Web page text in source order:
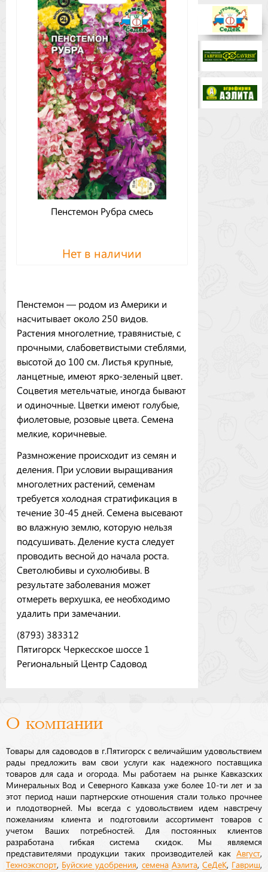
Бренды
Доставка
Оптовикам
Пенстемон Рубра смесь
Нет в наличии
Пенстемон — родом из Америки и
насчитывает около 250 видов.
Растения многолетние, травянистые, с
прочными, слабоветвистыми стеблями,
высотой до 100 см. Листья крупные,
ланцетные, имеют ярко-зеленый цвет.
Соцветия метельчатые, иногда бывают
и одиночные. Цветки имеют голубые,
фиолетовые, розовые цвета. Семена
мелкие, коричневые.
Размножение происходит из семян и
деления. При условии выращивания
многолетних растений, семенам
требуется холодная стратификация в
течение 30-45 дней. Семена высевают
во влажную землю, которую нельзя
подсушивать. Деление куста следует
проводить весной до начала роста.
Светолюбивы и сухолюбивы. В
результате заболевания может
отмереть верхушка, ее необходимо
удалить при замечании.
(8793) 383312
Пятигорск Черкесское шоссе 1
Региональный Центр Садовод
О компании
Товары для садоводов в г.Пятигорск с величайшим удовольствием
рады предложить вам свои услуги как надежного поставщика
товаров для сада и огорода. Мы работаем на рынке Кавказских
Минеральных Вод и Северного Кавказа уже более 10-ти лет и за
этот период наши партнерские отношения стали только прочнее
и плодотворней. Мы всегда с удовольствием идем навстречу
пожеланиям клиента и подготовили ассортимент товаров с
учетом Ваших потребностей. Для постоянных клиентов
разработана гибкая система скидок. Мы являемся
представителями продукции таких производителей как Август
Техноэкспорт Буйские удобрения семена Аэлита, СеДеК Гавриш